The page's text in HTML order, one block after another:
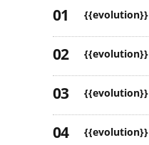
{{evolution}}
{{evolution}}
{{evolution}}
{{evolution}}